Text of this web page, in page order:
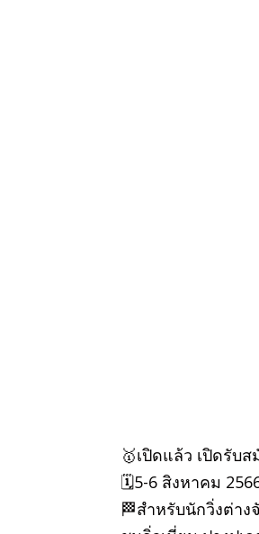
🥇เปิดแล้ว เปิดรับส
🗓️5-6 สิงหาคม
🏁สำหรับนักวิ่งต่า